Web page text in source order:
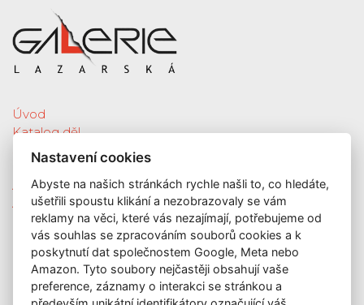
Úvod
Katalog děl
Služby
Nová díla
Aktuální výstava
Aukce
O nás
Kontakt
KONTAKT
Nastavení cookies
Abyste na našich stránkách rychle našli to, co hledáte,
ušetřili spoustu klikání a nezobrazovaly se vám
reklamy na věci, které vás nezajímají, potřebujeme od
vás souhlas se zpracováním souborů cookies a k
poskytnutí dat společnostem Google, Meta nebo
Amazon. Tyto soubory nejčastěji obsahují vaše
preference, záznamy o interakci se stránkou a